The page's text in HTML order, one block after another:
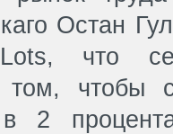
Остан
что
том, чтобы
в 2